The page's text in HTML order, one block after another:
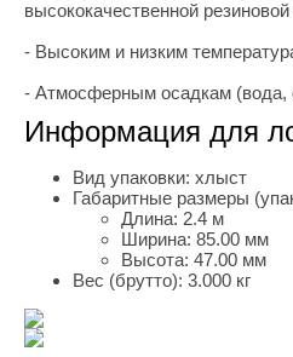
высококачественной
- Высоким и низким
- Атмосферным осадкам (вода,
Информация для
Вид упаковки: хлыст
Габаритные размеры
Длина: 2.4 м
Ширина: 85.00 мм
Высота: 47.00 мм
Вес (брутто): 3.000 кг